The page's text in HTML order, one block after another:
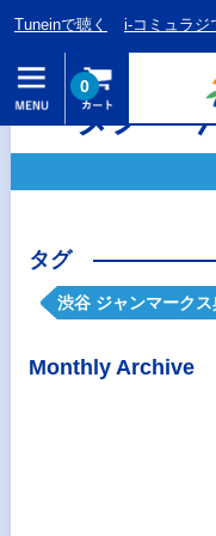
Tuneinで聴く i-コミュラジ
0
タグ「
タグ
渋谷 ジャンマーク
Monthly Archive